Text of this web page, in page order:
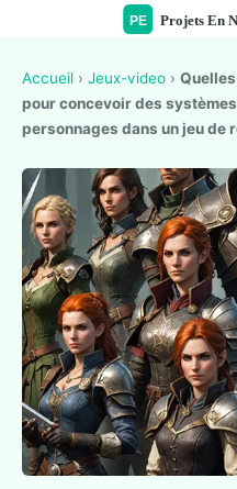
Accueil › Jeux-video ›
pour concevoir des
personnages dans un jeu de